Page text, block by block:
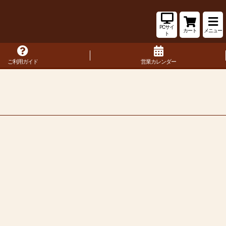
PCサイ
ト
カート メニュー
ご利用ガイド 営業カレンダー